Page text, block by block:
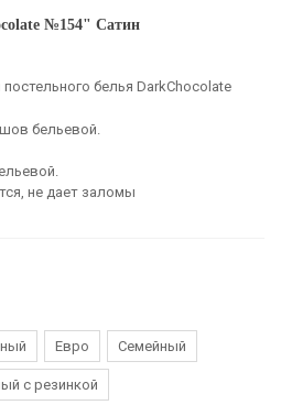
№154" Сатин
белья DarkChocolate
бельевой.
не дает заломы
Евро Семейный
с резинкой